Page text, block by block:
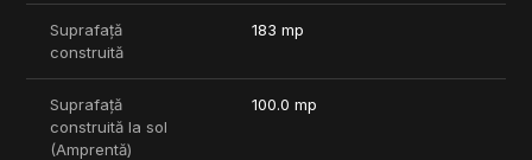
Suprafață
construită
183 mp
Suprafață
construită la sol
(Amprentă)
100.0 mp